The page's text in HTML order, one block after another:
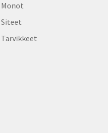
Monot
Siteet
Tarvikkeet